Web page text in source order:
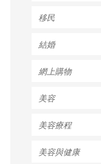
移民
結婚
網上購物
美容
美容療程
美容與健康